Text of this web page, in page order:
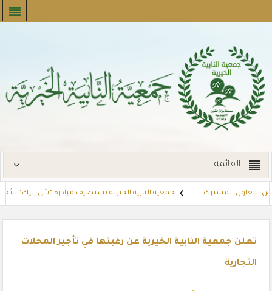
القائمة
التعاون المشترك جمعية النابية الخيرية تستضيف مبادرة “نأتي إليك”
تعلن جمعية النابية الخيرية عن رغبتها في تأجير المحلات
التجارية